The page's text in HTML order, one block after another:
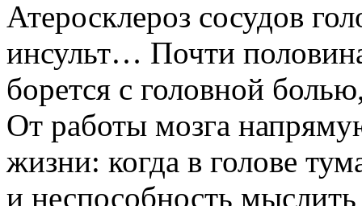
Атеросклероз сосудов
инсульт… Почти
борется с головной
От работы мозга
жизни: когда в голове
и неспособность